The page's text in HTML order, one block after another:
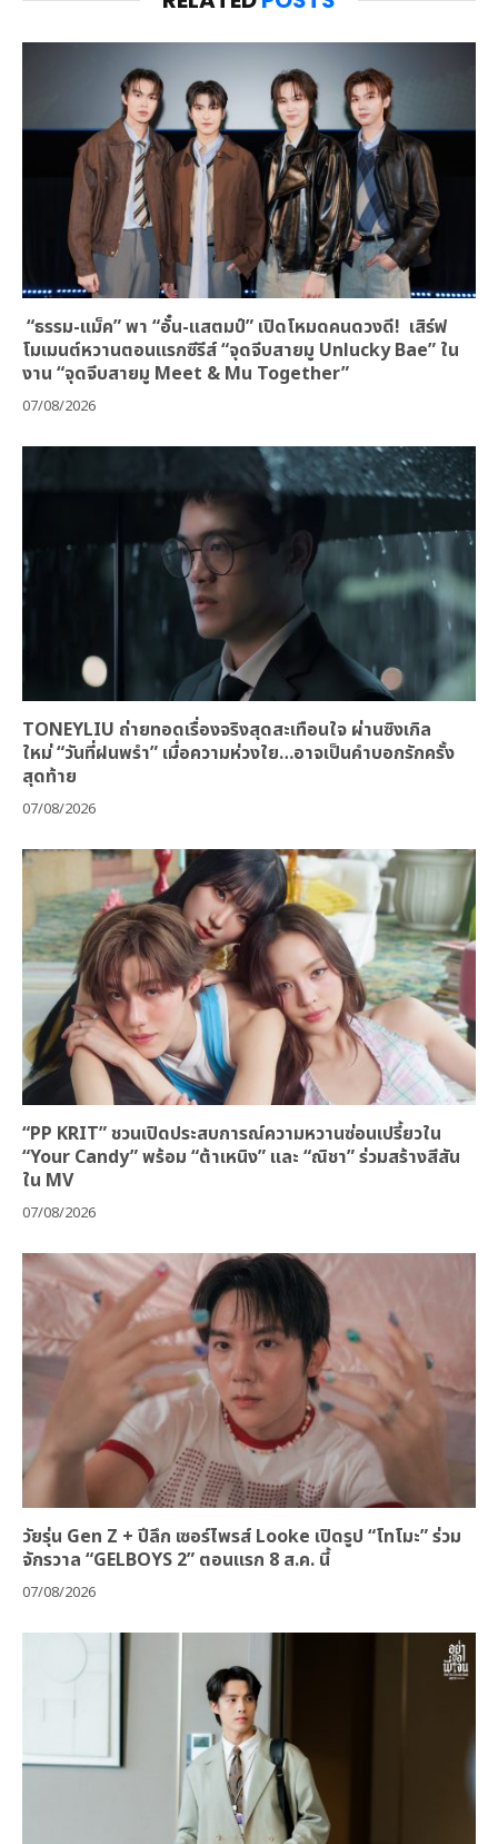
“ธรรม-แม็ค” พา “อั๋น-แสตมป์” เปิดโหมดคนดวงดี! เสิร์ฟ
โมเมนต์หวานตอนแรกซีรีส์ “จุดจีบสายมู Unlucky Bae” ใน
งาน “จุดจีบสายมู Meet & Mu Together”
07/08/2026
TONEYLIU ถ่ายทอดเรื่องจริงสุดสะเทือนใจ ผ่านซิงเกิล
ใหม่ “วันที่ฝนพรำ” เมื่อความห่วงใย…อาจเป็นคำบอกรักครั้ง
สุดท้าย
07/08/2026
“PP KRIT” ชวนเปิดประสบการณ์ความหวานซ่อนเปรี้ยวใน
“Your Candy” พร้อม “ต้าเหนิง” และ “ณิชา” ร่วมสร้างสีสัน
ใน MV
07/08/2026
วัยรุ่น Gen Z + ปีลึก เซอร์ไพรส์ Looke เปิดรูป “โทโมะ” ร่วม
จักรวาล “GELBOYS 2” ตอนแรก 8 ส.ค. นี้
07/08/2026